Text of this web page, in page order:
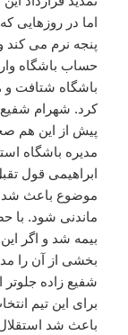
اما در روزهایی
پنجه نرم می کند
حساب باشگاه
باشگاه شتافت و
کرد. شهرام شفیع
پیش از این هم
مدیره باشگاه
ابراهیمی قول
موضوع باعث شد
ماندنی شود. با
بیمه شد و اگر
بخشی از آن را
شفیع زاده
برای این تیم
باعث شد